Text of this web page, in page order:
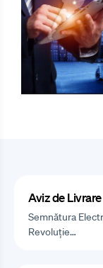
Aviz de Livrare
Semnătura
Revoluție…